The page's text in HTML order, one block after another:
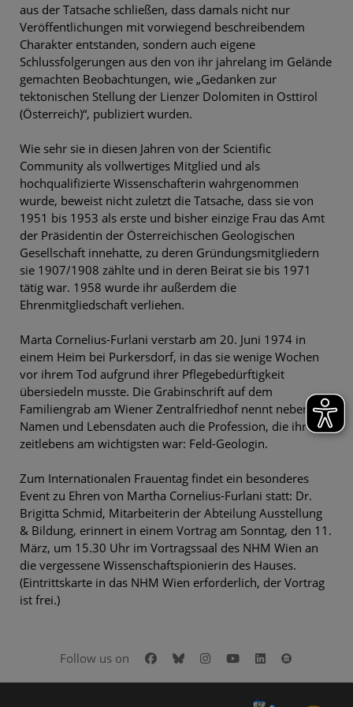
aus der Tatsache schließen, dass damals nicht nur
Veröffentlichungen mit vorwiegend beschreibendem
Charakter entstanden, sondern auch eigene
Schlussfolgerungen aus den von ihr jahrelang im Gelände
gemachten Beobachtungen, wie „Gedanken zur
tektonischen Stellung der Lienzer Dolomiten in Osttirol
(Österreich)“, publiziert wurden.
Wie sehr sie in diesen Jahren von der Scientific
Community als vollwertiges Mitglied und als
hochqualifizierte Wissenschafterin wahrgenommen
wurde, beweist nicht zuletzt die Tatsache, dass sie von
1951 bis 1953 als erste und bisher einzige Frau das Amt
der Präsidentin der Österreichischen Geologischen
Gesellschaft innehatte, zu deren Gründungsmitgliedern
sie 1907/1908 zählte und in deren Beirat sie bis 1971
tätig war. 1958 wurde ihr außerdem die
Ehrenmitgliedschaft verliehen.
Marta Cornelius-Furlani verstarb am 20. Juni 1974 in
einem Heim bei Purkersdorf, in das sie wenige Wochen
vor ihrem Tod aufgrund ihrer Pflegebedürftigkeit
übersiedeln musste. Die Grabinschrift auf dem
Familiengrab am Wiener Zentralfriedhof nennt neben
Namen und Lebensdaten auch die Profession, die ihr
zeitlebens am wichtigsten war: Feld-Geologin.
Zum Internationalen Frauentag findet ein besonderes
Event zu Ehren von Martha Cornelius-Furlani statt: Dr.
Brigitta Schmid, Mitarbeiterin der Abteilung Ausstellung
& Bildung, erinnert in einem Vortrag am Sonntag, den 11.
März, um 15.30 Uhr im Vortragssaal des NHM Wien an
die vergessene Wissenschaftspionierin des Hauses.
(Eintrittskarte in das NHM Wien erforderlich, der Vortrag
ist frei.)
Follow us on Facebook
BlueskyInstagram
YoutubeLinkedIn